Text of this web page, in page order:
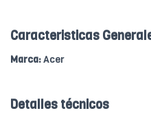
Caracteristicas
Marca:Acer
Detalles técnicos